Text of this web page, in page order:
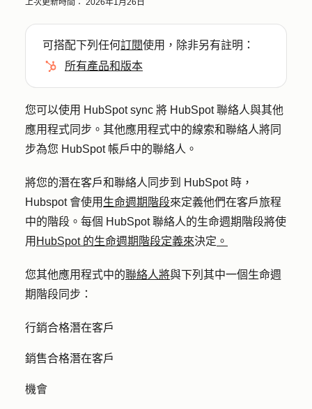
上次更新時間： 2026年1月26日
可搭配下列任何訂閱使用，除非另有註明：
所有產品和版本
您可以使用 HubSpot sync 將 HubSpot 聯絡人與其他
應用程式同步。其他應用程式中的線索和聯絡人將同
步為您 HubSpot 帳戶中的聯絡人。
將您的潛在客戶和聯絡人同步到 HubSpot 時，
Hubspot 會使用 生命週期階段來定義他們在客戶旅程
中的階段。每個 HubSpot 聯絡人的生命週期階段將使
用 HubSpot 的生命週期階段定義來決定 。
您其他應用程式中的聯絡人將與下列其中一個生命週
期階段同步：
行銷合格潛在客戶
銷售合格潛在客戶
機會